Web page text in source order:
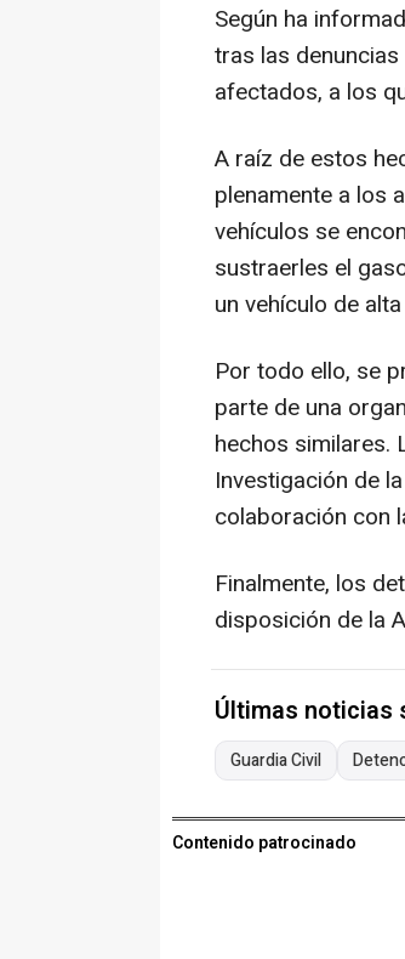
Según ha
tras las
afectados, a los
A raíz de estos
plenamente a los
vehículos se
sustraerles el
un vehículo de
Por todo ello, se
parte de una
hechos similares.
Investigación de
colaboración con
Finalmente, los
disposición de la
Últimas noticias
Guardia Civil
Contenido patrocinado